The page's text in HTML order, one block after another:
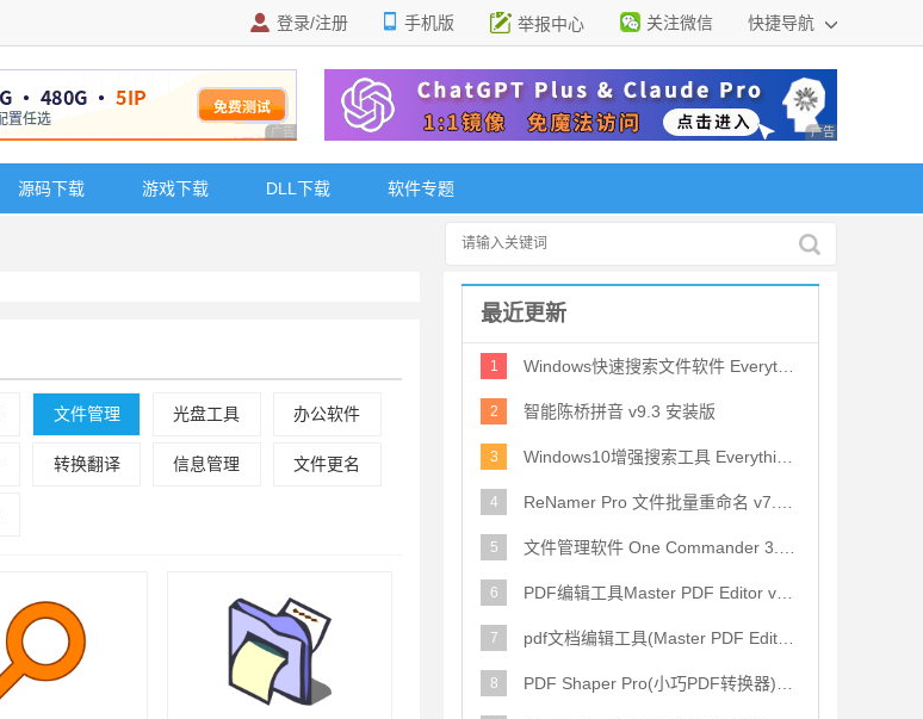
登录/注册 手机版 举报中心 关注微信 快捷导航
广告 商业广告，理性选择 广告 商业广告，理
源码下载 游戏下载 DLL下载 软件专题
文件管理 光盘工具 办公软件
转换翻译 信息管理 文件更名
最近更新
1
2 智能陈桥拼音 v9.3 安装版
3
4
5
6
7
8